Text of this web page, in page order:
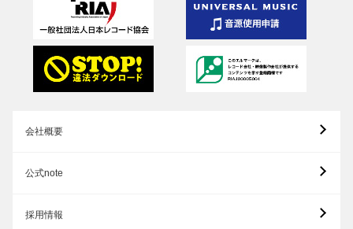
会社概要
公式note
採用情報